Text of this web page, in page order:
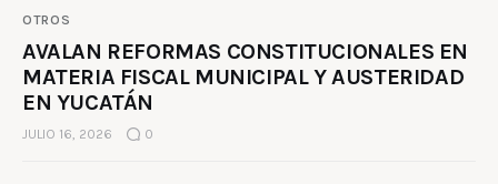
OTROS
AVALAN REFORMAS CONSTITUCIONALES EN
MATERIA FISCAL MUNICIPAL Y AUSTERIDAD
EN YUCATÁN
JULIO 16, 2026 0